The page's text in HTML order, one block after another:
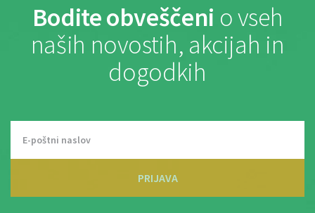
Bodite obveščeni o vseh
naših novostih, akcijah in
dogodkih
PRIJAVA